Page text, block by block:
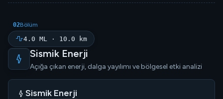
02Bölüm
4.0 ML · 10.0 km
Sismik Enerji
Açığa çıkan enerji, dalga yayılımı ve bölgesel etki analizi
Sismik Enerji